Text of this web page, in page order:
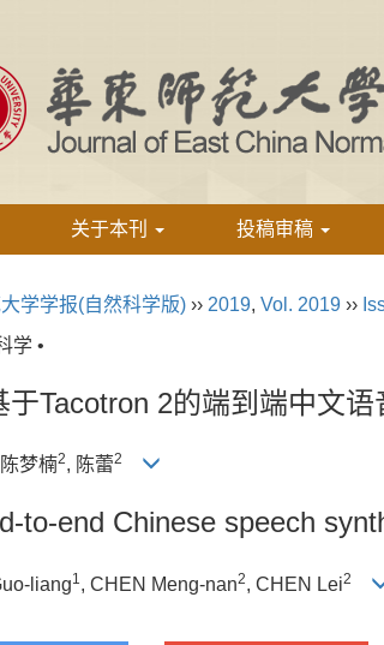
关于本刊 投稿审稿
学学报(自然科学版) ›› 2019, Vol. 2019 ››
学 •
于Tacotron 2的端到端中文语
梦楠2, 陈蕾2
to-end Chinese speech
liang1 , CHEN Meng-nan2, CHEN Lei2